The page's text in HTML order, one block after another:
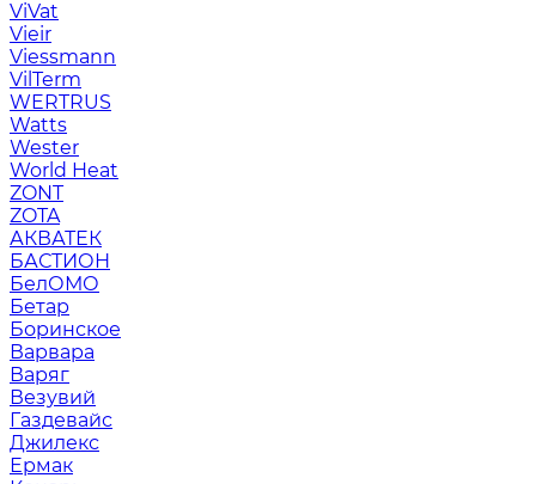
ViVat
Vieir
Viessmann
VilTerm
WERTRUS
Watts
Wester
World Heat
ZONT
ZOTA
АКВАТЕК
БАСТИОН
БелОМО
Бетар
Боринское
Варвара
Варяг
Везувий
Газдевайс
Джилекс
Ермак